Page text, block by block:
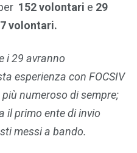
152 volontari e 29
volontari.
i 29 avranno
esperienza con FOCSIV
numeroso di sempre;
il primo ente di invio
messi a bando.